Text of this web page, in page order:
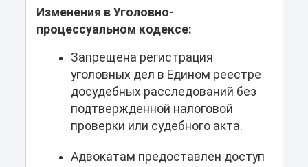
Изменения в Уголовно-
процессуальном кодексе:
Запрещена регистрация
уголовных дел в Едином реестре
досудебных расследований без
подтвержденной налоговой
проверки или судебного акта.
Адвокатам предоставлен доступ